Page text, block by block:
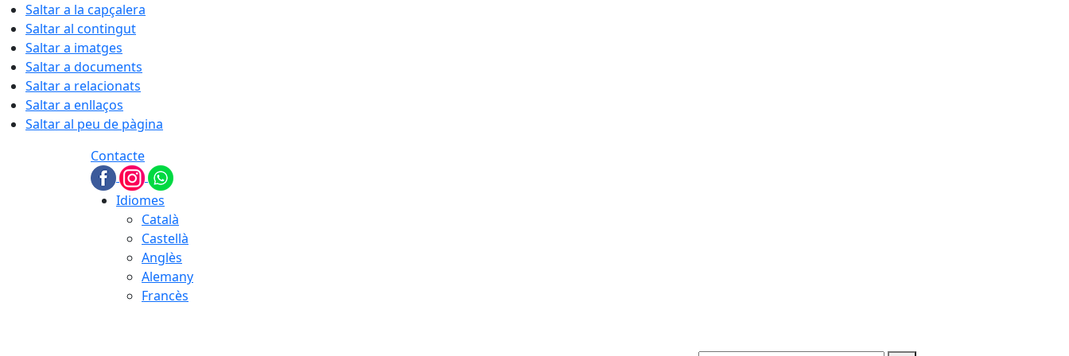
Saltar a la capçalera
Saltar al contingut
Saltar a imatges
Saltar a documents
Saltar a relacionats
Saltar a enllaços
Saltar al peu de pàgina
Contacte
Idiomes
Català
Castellà
Anglès
Alemany
Francès